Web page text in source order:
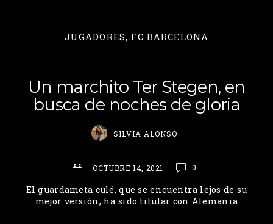
JUGADORES, FC BARCELONA
Un marchito Ter Stegen, en
busca de noches de gloria
SILVIA ALONSO
OCTUBRE 14, 2021 0
El guardameta culé, que se encuentra lejos de su
mejor versión, ha sido titular con Alemania